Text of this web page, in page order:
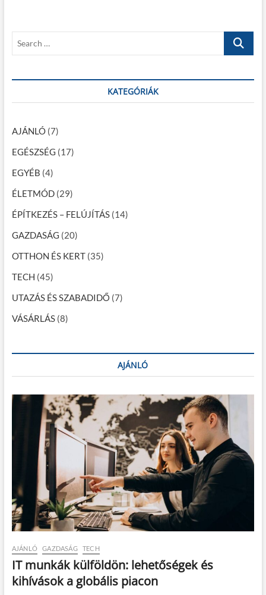
z
é
n
a
v
i
g
á
c
i
ó
t
:
r
h
KATEGÓRIÁK
AJÁNLÓ(7)
EGÉSZSÉG (17)
EGYÉB (4)
ÉLETMÓD(29)
ÉPÍTKEZÉS – FELÚJÍTÁS(14)
GAZDASÁG (20)
OTTHON ÉS KERT(35)
TECH (45)
UTAZÁS ÉS SZABADIDŐ (7)
VÁSÁRLÁS(8)
AJÁNLÓ
AJÁNLÓ GAZDASÁG TECH
IT munkák külföldön: lehetőségek és
kihívások a globális piacon